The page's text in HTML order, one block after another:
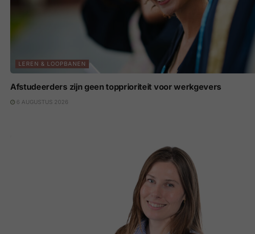
LEREN & LOOPBANEN
Afstudeerders zijn geen topprioriteit voor werkgevers
6 AUGUSTUS 2026